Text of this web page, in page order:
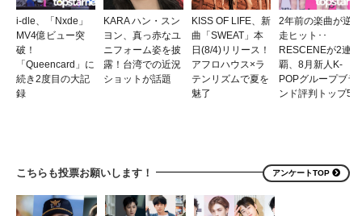
i-dle、「Nxde」
MV4億ビュー突
破！
「Queencard」に
続き2度目の大記
録
KARA ハン・スン
ヨン、真っ赤なユ
ニフォーム姿を披
露！台湾での近況
ショットが話題
KISS OF LIFE、新
曲「SWEAT」本
日(8/4)リリース！
アフロハウス×ラ
テンリズムで夏を
魅了
2年前の楽曲が逆
走ヒット･･
RESCENEが2連
覇、8月新人K-
POPグループブラ
ンド評判トップ5
こちらも投票お願いします！ アンケートTOP